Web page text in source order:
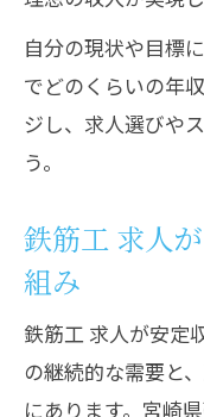
自分の現状や目標
でどのくらいの年
ジし、求人選びや
う。
鉄筋工 求人
組み
鉄筋工 求人が安定
の継続的な需要と
にあります。宮崎